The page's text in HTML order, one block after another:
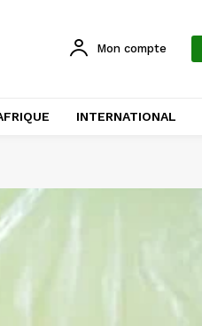
Mon compte
INTERNATIONAL